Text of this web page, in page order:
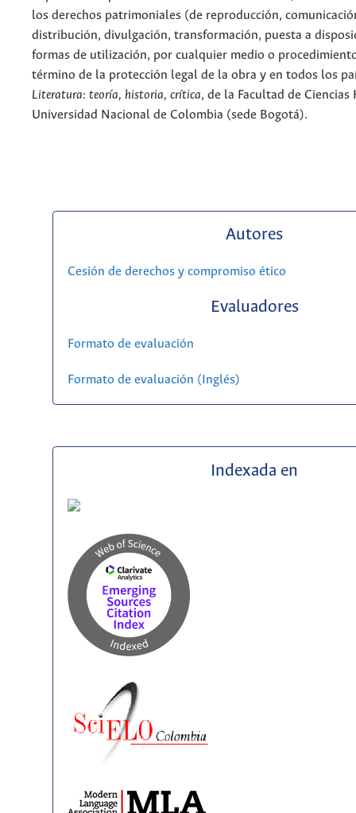
los derechos patrimoniales (de reproducción,
distribución, divulgación, transformación, puesta a
formas de utilización, por cualquier medio o
término de la protección legal de la obra y en todos los
Literatura: teoría, historia, crítica, de la Facultad de Ciencias
Universidad Nacional de Colombia (sede Bogotá).
Autores
Cesión de derechos y compromiso ético
Evaluadores
Formato de evaluación
Formato de evaluación (Inglés)
Indexada en